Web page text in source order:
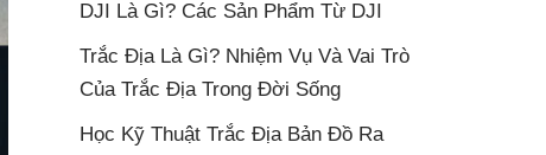
DJI Là Gì? Các Sản Phẩm Từ DJI
Trắc Địa Là Gì? Nhiệm Vụ Và Vai Trò
Của Trắc Địa Trong Đời Sống
Học Kỹ Thuật Trắc Địa Bản Đồ Ra